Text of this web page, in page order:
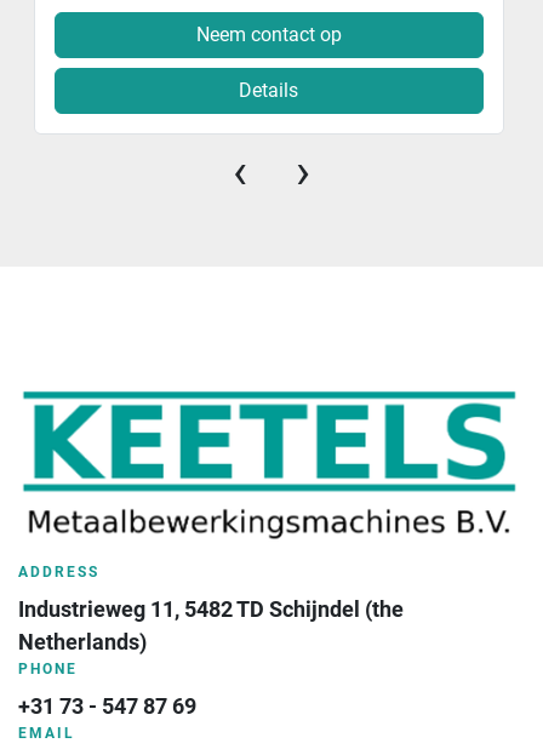
Neem contact op
Details
‹ ›
ADDRESS
Industrieweg 11, 5482 TD Schijndel (the
Netherlands)
PHONE
+31 73 - 547 87 69
EMAIL